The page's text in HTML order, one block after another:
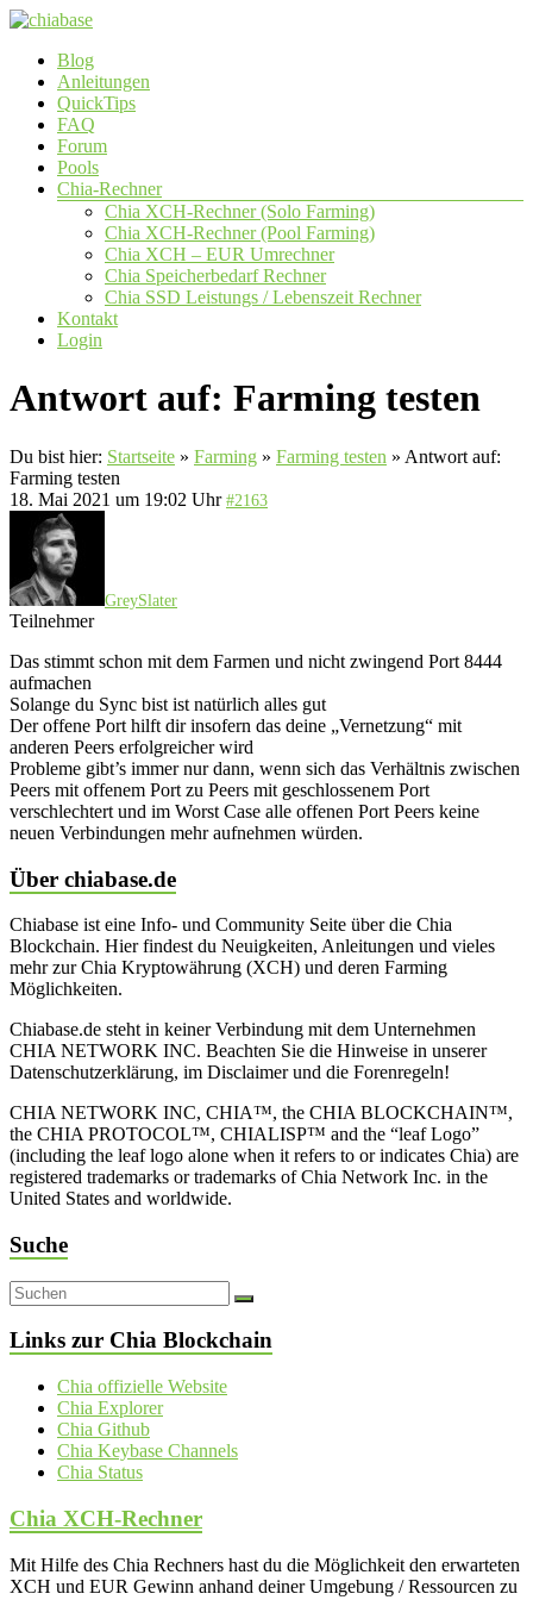
Zum
springen
chiabase
CHIA
Info-
Community
Seite
Menü
Blog
Anleitungen
QuickTips
FAQ
Forum
Pools
Chia-Rechner
Chia XCH-Rechner (Solo Farming)
Chia XCH-Rechner (Pool Farming)
Chia XCH – EUR Umrechner
Chia Speicherbedarf Rechner
Chia SSD Leistungs / Lebenszeit Rechner
Kontakt
Login
Antwort auf: Farming testen
Du bist hier: Startseite » Farming » Farming testen » Antwort auf:
Farming testen
18. Mai 2021 um 19:02 Uhr #2163
GreySlater
Teilnehmer
Das stimmt schon mit dem Farmen und nicht zwingend Port 8444
aufmachen
Solange du Sync bist ist natürlich alles gut
Der offene Port hilft dir insofern das deine „Vernetzung“ mit
anderen Peers erfolgreicher wird
Probleme gibt’s immer nur dann, wenn sich das Verhältnis zwischen
Peers mit offenem Port zu Peers mit geschlossenem Port
verschlechtert und im Worst Case alle offenen Port Peers keine
neuen Verbindungen mehr aufnehmen würden.
Über chiabase.de
Chiabase ist eine Info- und Community Seite über die Chia
Blockchain. Hier findest du Neuigkeiten, Anleitungen und vieles
mehr zur Chia Kryptowährung (XCH) und deren Farming
Möglichkeiten.
Chiabase.de steht in keiner Verbindung mit dem Unternehmen
CHIA NETWORK INC. Beachten Sie die Hinweise in unserer
Datenschutzerklärung, im Disclaimer und die Forenregeln!
CHIA NETWORK INC, CHIA™, the CHIA BLOCKCHAIN™,
the CHIA PROTOCOL™, CHIALISP™ and the “leaf Logo”
(including the leaf logo alone when it refers to or indicates Chia) are
registered trademarks or trademarks of Chia Network Inc. in the
United States and worldwide.
Suche
Links zur Chia Blockchain
Chia offizielle Website
Chia Explorer
Chia Github
Chia Keybase Channels
Chia Status
Chia XCH-Rechner
Mit Hilfe des Chia Rechners hast du die Möglichkeit den erwarteten
XCH und EUR Gewinn anhand deiner Umgebung / Ressourcen zu